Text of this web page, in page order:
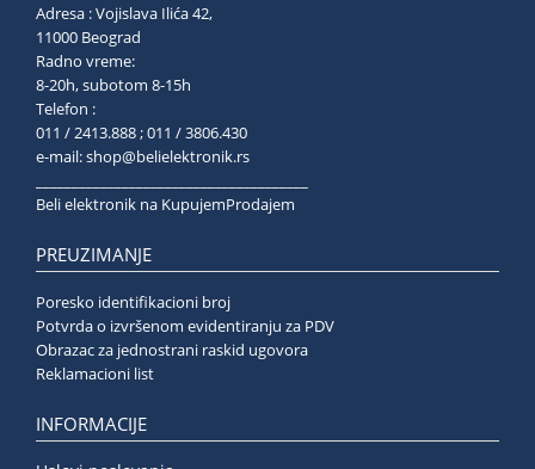
Adresa : Vojislava Ilića 42,
11000 Beograd
Radno vreme:
8-20h, subotom 8-15h
Telefon :
011 / 2413.888 ; 011 / 3806.430
e-mail:shop@belielektronik.rs
Beli elektronik na KupujemProdajem
PREUZIMANJE
Poresko identifikacioni broj
Potvrda o izvršenom evidentiranju za PDV
Obrazac za jednostrani raskid ugovora
Reklamacioni list
INFORMACIJE